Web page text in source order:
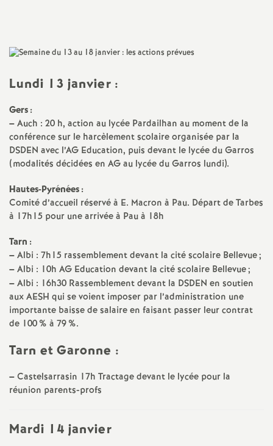
o
n
l
d
e
s
n
Lundi 13 janvier :
Gers :
–Auch : 20 h, action au lycée Pardailhan au moment de la
conférence sur le harcèlement scolaire organisée par la
DSDEN avec l’AG Education, puis devant le lycée du Garros
(modalités décidées en AG au lycée du Garros lundi).
Hautes-Pyrénées :
Comité d’accueil réservé à E. Macron à Pau. Départ de Tarbes
à 17h15 pour une arrivée à Pau à 18h
Tarn :
–Albi : 7h15 rassemblement devant la cité scolaire Bellevue;
–Albi : 10h AG Education devant la cité scolaire Bellevue;
–Albi : 16h30 Rassemblement devant la DSDEN en soutien
aux AESH qui se voient imposer par l’administration une
importante baisse de salaire en faisant passer leur contrat
de 100% à 79%.
Tarn et Garonne :
–Castelsarrasin 17h Tractage devant le lycée pour la
réunion parents-profs
Mardi 14 janvier